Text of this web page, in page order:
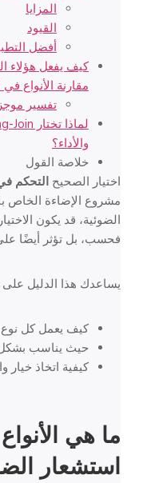
المزايا
القيود
أفضل
كيف يفعل هؤلاء
مقارنة الأنواع
تفسير
لماذا تختار Long-Join
والأداء؟
خلاصة القول
اختيار الصحيح التحكم
مشروع الإضاءة الخاص
الضوئية، قد يكون
فحسب، بل تؤثر أيضًا على
يساعدك هذا الدليل
كيف يعمل كل نوع
حيث يناسب
كيفية اتخاذ
ما هي
استشعار